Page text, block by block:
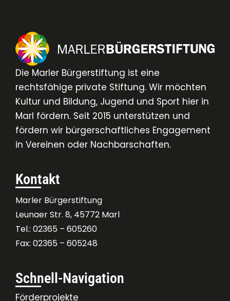
Die Marler Bürgerstiftung ist eine
rechtsfähige private Stiftung. Wir möchten
Kultur und Bildung, Jugend und Sport hier in
Marl fördern. Seit 2015 unterstützen und
fördern wir bürgerschaftliches Engagement
in Vereinen oder Nachbarschaften.
Kontakt
Marler Bürgerstiftung
Leunaer Str. 8, 45772 Marl
Tel.: 02365 – 605260
Fax: 02365 – 605248
Schnell-Navigation
Förderprojekte